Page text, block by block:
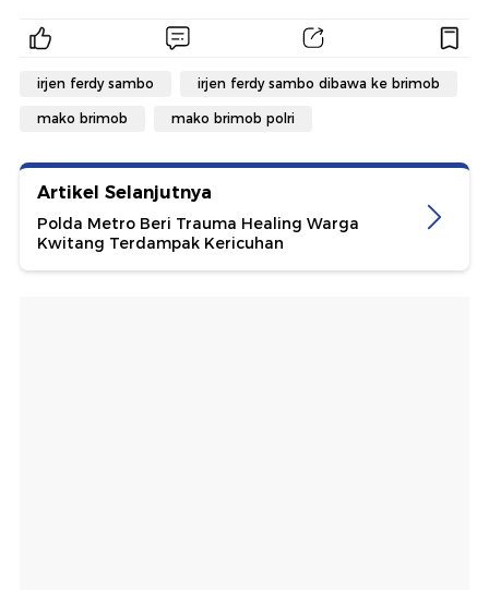
irjen ferdy sambo irjen ferdy sambo dibawa ke brimob
mako brimob mako brimob polri
Artikel Selanjutnya
Polda Metro Beri Trauma Healing Warga
Kwitang Terdampak Kericuhan